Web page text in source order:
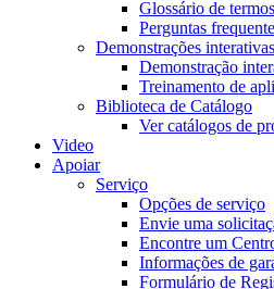
Glossário de termos
Perguntas
Demonstrações
Demonstração
Treinamento de
Biblioteca de Catálogo
Ver catálogos de
Video
Apoiar
Serviço
Opções de serviço
Envie uma
Encontre um
Informações de
Formulário de